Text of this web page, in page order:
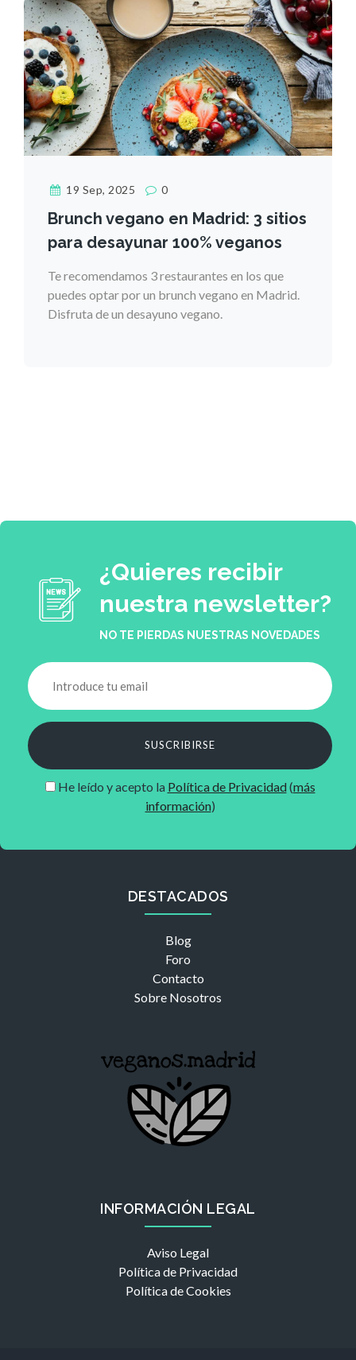
19 Sep, 2025 0
Brunch vegano en Madrid: 3 sitios
para desayunar 100% veganos
Te recomendamos 3 restaurantes en los que
puedes optar por un brunch vegano en Madrid.
Disfruta de un desayuno vegano.
¿Quieres recibir
nuestra newsletter?
NO TE PIERDAS NUESTRAS NOVEDADES
SUSCRIBIRSE
He leído y acepto la Política de Privacidad(más
información)
DESTACADOS
Blog
Foro
Contacto
Sobre Nosotros
INFORMACIÓN LEGAL
Aviso Legal
Política de Privacidad
Política de Cookies